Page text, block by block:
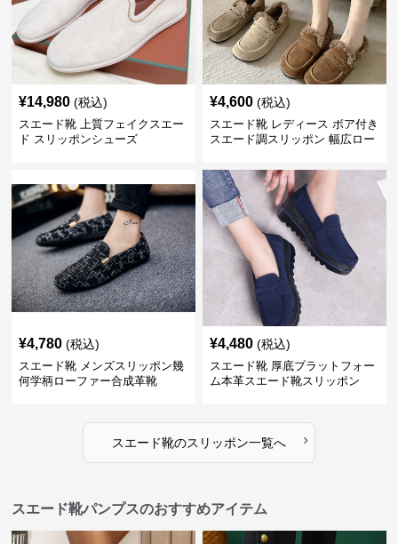
¥14,980 (税込)
スエード靴 上質フェイクスエー
ド スリッポンシューズ
¥4,600 (税込)
スエード靴 レディース ボア付き
スエード調スリッポン 幅広ロー
¥4,780 (税込)
スエード靴 メンズスリッポン幾
何学柄ローファー合成革靴
¥4,480 (税込)
スエード靴 厚底プラットフォー
ム本革スエード靴スリッポン
スエード靴のスリッポン一覧へ ›
スエード靴パンプスのおすすめアイテム